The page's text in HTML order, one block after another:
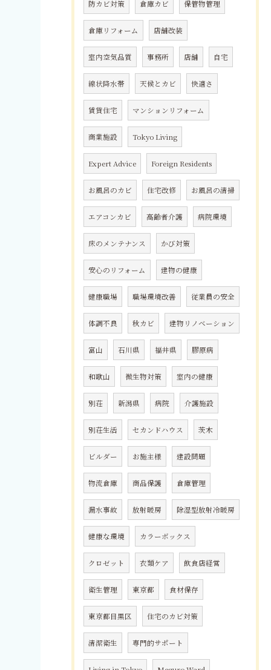
防カビ対策 倉庫カビ 保管物管理
倉庫リフォーム 店舗改装
室内空気品質 事務所 店舗 自宅
線状降水帯 天候とカビ 快適さ
賃貸住宅 マンションリフォーム
商業施設 Tokyo Living
Expert Advice Foreign Residents
お風呂のカビ 住宅改修 お風呂の清掃
エアコンカビ 高齢者介護 病院環境
床のメンテナンス かび対策
安心のリフォーム 建物の健康
健康職場 職場環境改善 従業員の安全
体調不良 秋カビ 建物リノベーション
富山 石川県 福井県 膠原病
和歌山 微生物対策 室内の健康
別荘 新潟県 病院 介護施設
別荘生活 セカンドハウス 茨木
ビルダー お施主様 建設問題
物流倉庫 商品保護 倉庫管理
漏水事故 放射暖房 除湿型放射冷暖房
健康な環境 カラーボックス
クロゼット 衣類ケア 飲食店経営
衛生管理 東京都 食材保存
東京都目黒区 住宅のカビ対策
清潔衛生 専門的サポート